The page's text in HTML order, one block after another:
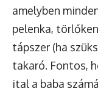
amelyben
pelenka,
tápszer (ha
takaró. Fontos,
ital a baba